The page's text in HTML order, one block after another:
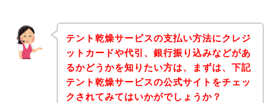
テント乾燥サービスの支払い方法にクレジ
ットカードや代引、銀行振り込みなどがあ
るかどうかを知りたい方は、まずは、下記
テント乾燥サービスの公式サイトをチェッ
クされてみてはいかがでしょうか？